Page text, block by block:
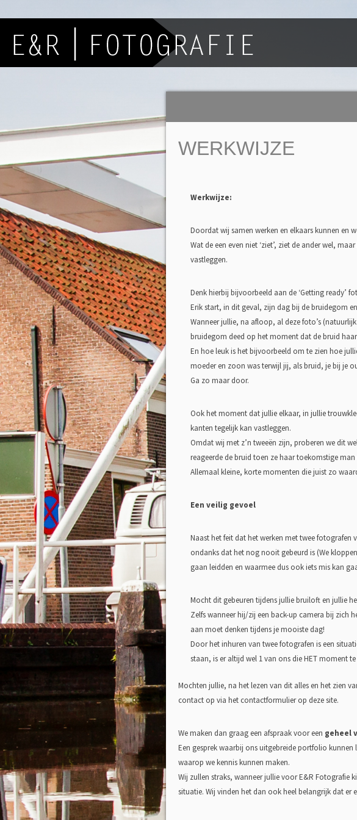
WERKWIJZE
Werkwijze:
Doordat wij samen werken en elkaars kunnen en
Wat de een even niet ‘ziet’, ziet de ander wel,
vastleggen.
Denk hierbij bijvoorbeeld aan de ‘Getting ready’
Erik start, in dit geval, zijn dag bij de bruidegom
Wanneer jullie, na afloop, al deze foto’s
bruidegom deed op het moment dat de bruid
En hoe leuk is het bijvoorbeeld om te zien hoe
moeder en zoon was terwijl jij, als bruid, je bij je
Ga zo maar door.
Ook het moment dat jullie elkaar, in jullie
kanten tegelijk kan vastleggen.
Omdat wij met z’n tweeën zijn, proberen we dit
reageerde de bruid toen ze haar toekomstige
Allemaal kleine, korte momenten die juist zo
Een veilig gevoel
Naast het feit dat het werken met twee fotografen
ondanks dat het nog nooit gebeurd is (We
gaan leidden en waarmee dus ook iets mis kan
Mocht dit gebeuren tijdens jullie bruiloft en jullie
Zelfs wanneer hij/zij een back-up camera bij zich
aan moet denken tijdens je mooiste dag!
Door het inhuren van twee fotografen is een
staan, is er altijd wel 1 van ons die HET moment
Mochten jullie, na het lezen van dit alles en het zien
contact op via het contactformulier op deze site.
We maken dan graag een afspraak voor een geheel
Een gesprek waarbij ons uitgebreide portfolio
waarop we kennis kunnen maken.
Wij zullen straks, wanneer jullie voor E&R Fotografie
situatie. Wij vinden het dan ook heel belangrijk dat er